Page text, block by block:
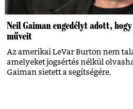
Neil Gaiman engedélyt adott,
műveit
Az amerikai LeVar Burton nem
amelyeket jogsértés nélkül
Gaiman sietett a segítségére.